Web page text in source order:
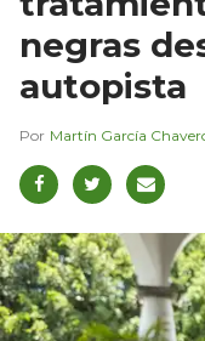
negras
autopista
Martín García